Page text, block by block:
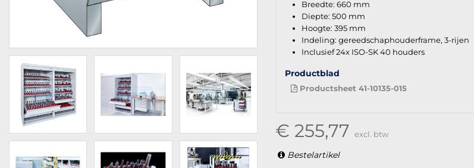
Breedte: 660 mm
Diepte: 500 mm
Hoogte: 395 mm
Indeling: gereedschaphouderframe, 3-rijen
Inclusief 24x ISO-SK 40 houders
Productblad
Productsheet 41-10135-015
€ 255,77 excl. btw
Bestelartikel